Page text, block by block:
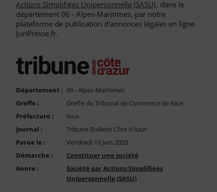
Liste des CCI
Le Blog pour les Entreprises
Nous Contacter
Actions Simplifiées Unipersonnelle (SASU), dans le
département 06 - Alpes-Maritimes, par notre
plateforme de publication d'annonces légales en ligne
JuriPresse.fr.
Département : 06 - Alpes-Maritimes
Greffe :
Greffe du Tribunal de Commerce de Nice
Préfecture :
Nice
Journal :
Tribune Bulletin Côte d'Azur
Parue le :
Vendredi 19 Juin 2020
Démarche :
Constituer une société
Genre :
Société par Actions Simplifiées
Unipersonnelle (SASU)